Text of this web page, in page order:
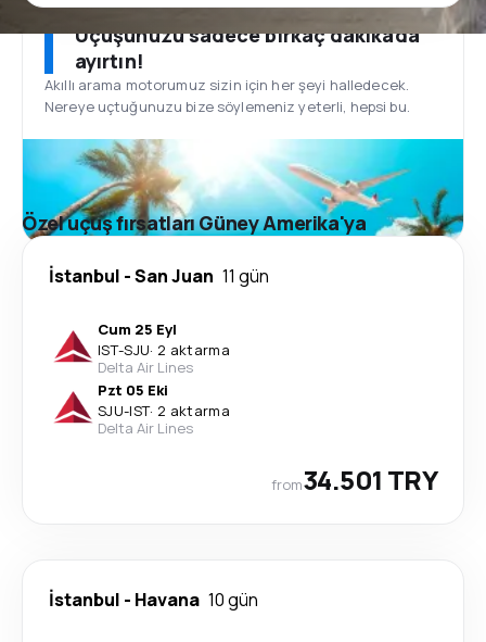
Uçuşunuzu sadece birkaç dakikada
ayırtın!
Akıllı arama motorumuz sizin için her şeyi halledecek.
Nereye uçtuğunuzu bize söylemeniz yeterli, hepsi bu.
Özel uçuş fırsatları Güney Amerika'ya
İstanbul -San Juan 11 gün
Cum 25 Eyl
IST-SJU· 2 aktarma
Delta Air Lines
Pzt 05 Eki
SJU-IST· 2 aktarma
Delta Air Lines
from34.501 TRY
İstanbul - Havana 10 gün